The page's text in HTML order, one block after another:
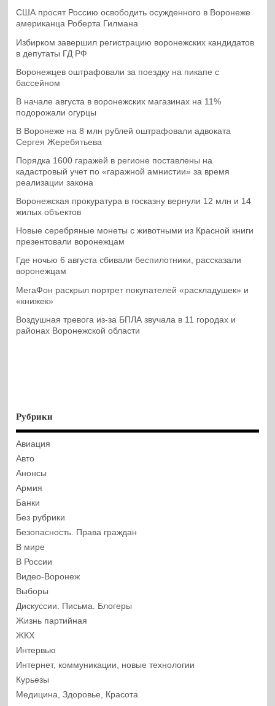
США просят Россию освободить осужденного в Воронеже
американца Роберта Гилмана
Избирком завершил регистрацию воронежских кандидатов
в депутаты ГД РФ
Воронежцев оштрафовали за поездку на пикапе с
бассейном
В начале августа в воронежских магазинах на 11%
подорожали огурцы
В Воронеже на 8 млн рублей оштрафовали адвоката
Сергея Жеребятьева
Порядка 1600 гаражей в регионе поставлены на
кадастровый учет по «гаражной амнистии» за время
реализации закона
Воронежская прокуратура в госказну вернули 12 млн и 14
жилых объектов
Новые серебряные монеты с животными из Красной книги
презентовали воронежцам
Где ночью 6 августа сбивали беспилотники, рассказали
воронежцам
МегаФон раскрыл портрет покупателей «раскладушек» и
«книжек»
Воздушная тревога из-за БПЛА звучала в 11 городах и
районах Воронежской области
Рубрики
Авиация
Авто
Анонсы
Армия
Банки
Без рубрики
Безопасность. Права граждан
В мире
В России
Видео-Воронеж
Выборы
Дискуссии. Письма. Блогеры
Жизнь партийная
ЖКХ
Интервью
Интернет, коммуникации, новые технологии
Курьезы
Медицина, Здоровье, Красота